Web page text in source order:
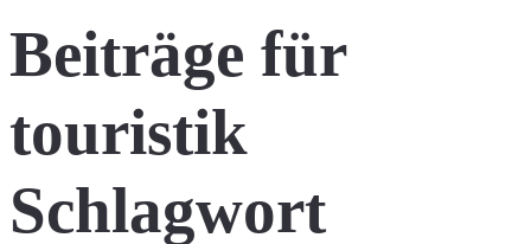
Beiträge für
touristik
Schlagwort